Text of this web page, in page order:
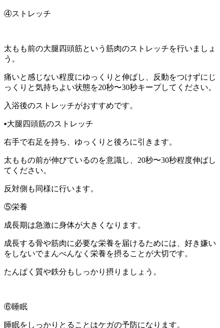
④ストレッチ
太もも前の大腿四頭筋という筋肉のストレッチを行いましょ
う。
痛いと感じない程度にゆっくりと伸ばし、反動をつけずにじ
っくりと気持ちよい状態を20秒〜30秒キープしてください。
入浴後のストレッチがおすすめです。
▪️大腿四頭筋のストレッチ
右手で右足を持ち、ゆっくりと後ろに引きます。
太ももの前が伸びているのを意識し、20秒〜30秒程度伸ばし
てください。
反対側も同様に行います。
⑤栄養
成長期は急激に身体が大きくなります。
成長する骨や筋肉に必要な栄養を届けるためには、好き嫌い
をしないでまんべんなく栄養を摂ることが大切です。
たんぱく質や鉄分もしっかり摂りましょう。
⑥睡眠
睡眠をしっかりとることはケガの予防になります。